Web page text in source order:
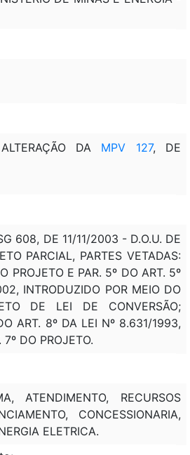
DA MPV 127, DE
608, DE 11/11/2003 - D.O.U. DE
PARCIAL, PARTES VETADAS:
PROJETO E PAR. 5º DO ART. 5º
INTRODUZIDO POR MEIO DO
DE LEI DE CONVERSÃO;
ART. 8º DA LEI Nº 8.631/1993,
DO PROJETO.
ATENDIMENTO, RECURSOS
CONCESSIONARIA,
ELETRICA.